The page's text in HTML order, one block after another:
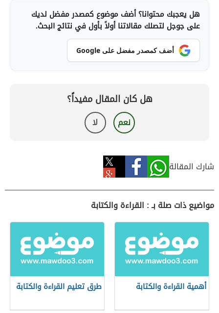
هل يعجبك محتوانا؟ أضف موضوع كمصدر مفضل لديك
على جوجل لتصلك مقالاتنا أولاً بأول في نتائج البحث.
أضف كمصدر مفضل على Google
هل كان المقال مفيداً؟
نعم لا
شارك المقالة
مواضيع ذات صلة بـ : القراءة والكتابة
أهمية القراءة والكتابة طرق تعليم القراءة والكتابة